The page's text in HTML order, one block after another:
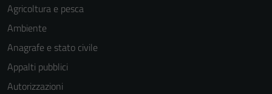
Agricoltura e pesca
Ambiente
Anagrafe e stato civile
Appalti pubblici
Autorizzazioni